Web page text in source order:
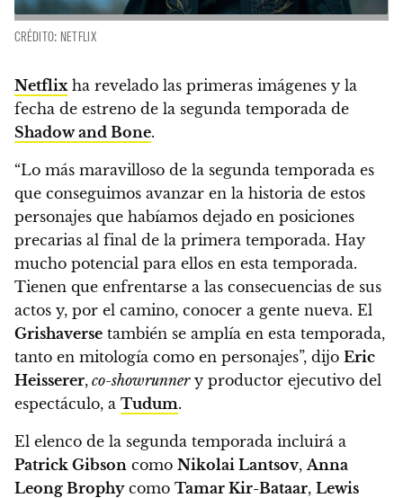
CRÉDITO: NETFLIX
Netflix ha revelado las primeras imágenes y la
fecha de estreno de la segunda temporada de
Shadow and Bone.
“Lo más maravilloso de la segunda temporada es
que conseguimos avanzar en la historia de estos
personajes que habíamos dejado en posiciones
precarias al final de la primera temporada. Hay
mucho potencial para ellos en esta temporada.
Tienen que enfrentarse a las consecuencias de sus
actos y, por el camino, conocer a gente nueva. El
Grishaverse también se amplía en esta temporada,
tanto en mitología como en personajes”, dijo Eric
Heisserer, co-showrunnery productor ejecutivo del
espectáculo, a Tudum.
El elenco de la segunda temporada incluirá a
Patrick Gibson como Nikolai Lantsov, Anna
Leong Brophycomo Tamar Kir-Bataar, Lewis